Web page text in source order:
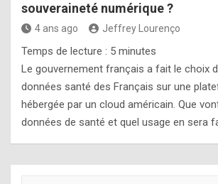
souveraineté numérique ?
4 ans ago Jeffrey Lourenço
Temps de lecture : 5 minutes
Le gouvernement français a fait le choix
données santé des Français sur une
hébergée par un cloud américain. Que
données de santé et quel usage en sera